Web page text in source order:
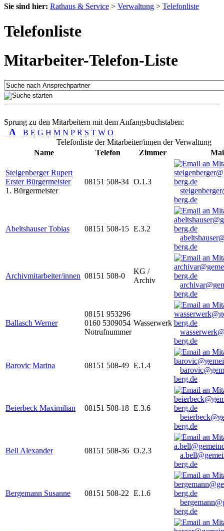
Sie sind hier: Rathaus & Service > Verwaltung > Telefonliste
Telefonliste
Mitarbeiter-Telefon-Liste
Sprung zu den Mitarbeitern mit dem Anfangsbuchstaben:
A B E G H M N P R S T W O
Telefonliste der Mitarbeiter/innen der Verwaltung
Name
Telefon Zimmer
Steigenberger Rupert
Erster Bürgermeister
1. Bürgermeister
08151 508-34 O.1.3
berg.de
Abeltshauser Tobias 08151 508-15 E.3.2
berg.de
Archivmitarbeiter/innen 08151 508-0
KG /
Archiv
berg.de
Ballasch Werner
08151 953296
0160 5309054
Notrufnummer
Wasserwerk
berg.de
Barovic Marina 08151 508-49 E.1.4
berg.de
Beierbeck Maximilian 08151 508-18 E.3.6
berg.de
Bell Alexander 08151 508-36 O.2.3
berg.de
Bergemann Susanne 08151 508-22 E.1.6
berg.de